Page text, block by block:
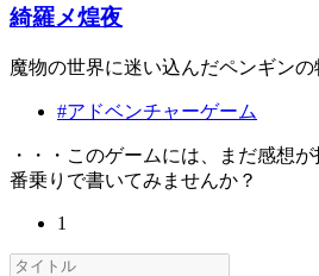
綺羅メ煌夜
魔物の世界に迷い込んだペンギンの
#アドベンチャーゲーム
・・・このゲームには、まだ感想
番乗りで書いてみませんか？
1